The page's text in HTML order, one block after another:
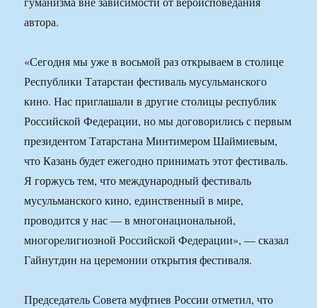
автора.
«Сегодня мы уже в восьмой раз открываем в столице
Республики Татарстан фестиваль мусульманского
кино. Нас приглашали в другие столицы республик
Российской Федерации, но мы договорились с первым
президентом Татарстана Минтимером Шаймиевым,
что Казань будет ежегодно принимать этот фестиваль.
Я горжусь тем, что международный фестиваль
мусульманского кино, единственный в мире,
проводится у нас — в многонациональной,
многорелигиозной Российской Федерации», — сказал
Гайнутдин на церемонии открытия фестиваля.
Председатель Совета муфтиев России отметил, что